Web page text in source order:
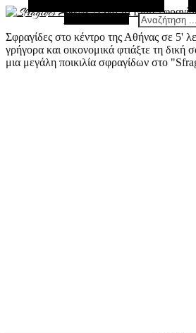
Σφραγίδες στο κέντρο της Αθήνας σε 5'
γρήγορα και οικονομικά φτιάξτε τη δική
μια μεγάλη ποικιλία σφραγίδων στο
Τυχαίο Άρθρο